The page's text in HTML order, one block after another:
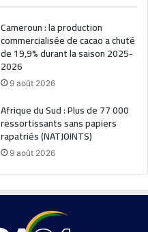
Cameroun : la production
commercialisée de cacao a chuté
de 19,9% durant la saison 2025-
2026
9 août 2026
Afrique du Sud : Plus de 77 000
ressortissants sans papiers
rapatriés (NATJOINTS)
9 août 2026